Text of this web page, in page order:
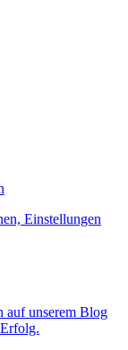
Einstellungen
auf unserem Blog